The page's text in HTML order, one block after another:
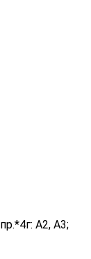
А2, А3;